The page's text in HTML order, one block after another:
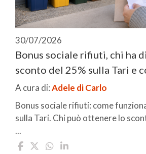
30/07/2026
Bonus sociale rifiuti, chi ha
sconto del 25% sulla Tari e
A cura di:Adele di Carlo
Bonus sociale rifiuti: come
sulla Tari. Chi può ottenere lo
...